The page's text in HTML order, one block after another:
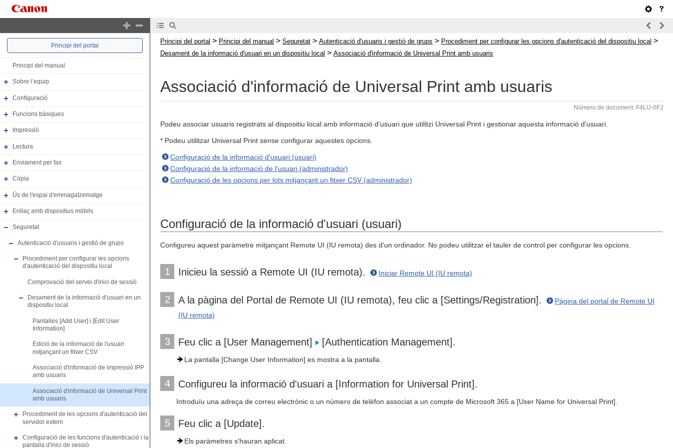
Principi del portal
Principi del manual
Sobre l’equip
Configuració
Funcions bàsiques
Impressió
Lectura
Enviament per fax
Còpia
Ús de l'espai d'emmagatzematge
Enllaç amb dispositius mòbils
Seguretat
Autenticació d'usuaris i gestió de grups
Procediment per configurar les opcions
d'autenticació del dispositiu local
Comprovació del servei d'inici de sessió
Desament de la informació d'usuari en un
dispositiu local
Pantalles [Add User] i [Edit User
Information]
Edició de la informació de l'usuari
mitjançant un fitxer CSV
Associació d'informació de impressió IPP
amb usuaris
Associació d'informació de Universal Print
amb usuaris
Procediment de les opcions d'autenticació del
servidor extern
Configuració de les funcions d'autenticació i la
pantalla d'inici de sessió
Principi del portal > Principi del manual > Seguretat > Autenticació d'usuaris i gestió de grups > Procediment per configurar les opcions d'autenticació del dispositiu local >
Desament de la informació d'usuari en un dispositiu local > Associació d'informació de Universal Print amb usuaris
Associació d'informació de Universal Print amb usuaris
Número de document: F4LU-0FJ
Podeu associar usuaris registrats al dispositiu local amb informació d'usuari que utilitzi Universal Print i gestionar aquesta informació d'usuari.
* Podeu utilitzar Universal Print sense configurar aquestes opcions.
Configuració de la informació d'usuari (usuari)
Configuració de la informació de l'usuari (administrador)
Configuració de les opcions per lots mitjançant un fitxer CSV (administrador)
Configuració de la informació d'usuari (usuari)
Configureu aquest paràmetre mitjançant Remote UI (IU remota) des d'un ordinador. No podeu utilitzar el tauler de control per configurar les opcions.
1 Inicieu la sessió a Remote UI (IU remota). Iniciar Remote UI (IU remota)
2 A la pàgina del Portal de Remote UI (IU remota), feu clic a [Settings/Registration].
Pàgina del portal de Remote UI
(IU remota)
3 Feu clic a [User Management] [Authentication Management].
La pantalla [Change User Information] es mostra a la pantalla.
4 Configureu la informació d'usuari a [Information for Universal Print].
Introduïu una adreça de correu electrònic o un número de telèfon associat a un compte de Microsoft 365 a [User Name for Universal Print].
5 Feu clic a [Update].
Els paràmetres s'hauran aplicat.